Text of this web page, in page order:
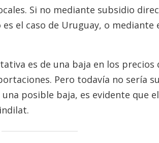
Si no mediante subsidio
el caso de Uruguay, o mediante
es de una baja en los precios
Pero todavía no sería
posible baja, es evidente que